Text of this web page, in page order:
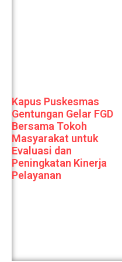
Kapus Puskesmas
Gentungan Gelar FGD
Bersama Tokoh
Masyarakat untuk
Evaluasi dan
Peningkatan Kinerja
Pelayanan